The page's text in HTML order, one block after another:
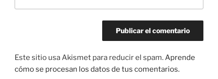
Este sitio usa Akismet para reducir el spam.Aprende
cómo se procesan los datos de tus comentarios.